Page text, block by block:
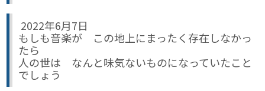
2022年6月7日
もしも音楽が この地上にまったく存在しなかっ
たら
人の世は なんと味気ないものになっていたこと
でしょう